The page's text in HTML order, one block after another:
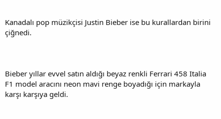
Kanadalı pop müzikçisi Justin Bieber ise bu kurallardan birini
çiğnedi.
Bieber yıllar evvel satın aldığı beyaz renkli Ferrari 458 Italia
F1 model aracını neon mavi renge boyadığı için markayla
karşı karşıya geldi.